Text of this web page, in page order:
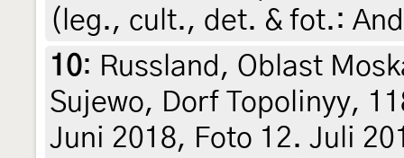
(leg., cult., det. & fot.:
10: Russland, Oblast
Sujewo, Dorf Topolinyy,
Juni 2018, Foto 12. Juli